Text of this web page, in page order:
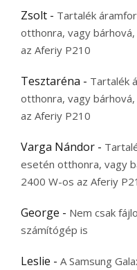
Zsolt - Tartalék
otthonra, vagy
az Aferiy P210
Tesztaréna - Tartalék
otthonra, vagy
az Aferiy P210
Varga Nándor -
esetén otthonra, vagy
2400 W-os az Aferiy
George - Nem csak
számítógép is
Leslie - A Samsung